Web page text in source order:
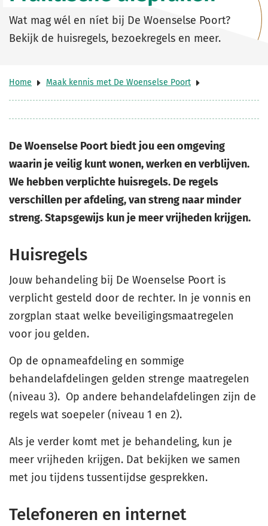
Wat mag wél en níet bij De Woenselse Poort?
Bekijk de huisregels, bezoekregels en meer.
Home Maak kennis met De Woenselse Poort
De Woenselse Poort biedt jou een omgeving
waarin je veilig kunt wonen, werken en verblijven.
We hebben verplichte huisregels. De regels
verschillen per afdeling, van streng naar minder
streng. Stapsgewijs kun je meer vrijheden krijgen.
Huisregels
Jouw behandeling bij De Woenselse Poort is
verplicht gesteld door de rechter. In je vonnis en
zorgplan staat welke beveiligingsmaatregelen
voor jou gelden.
Op de opnameafdeling en sommige
behandelafdelingen gelden strenge maatregelen
(niveau 3). Op andere behandelafdelingen zijn de
regels wat soepeler (niveau 1 en 2).
Als je verder komt met je behandeling, kun je
meer vrijheden krijgen. Dat bekijken we samen
met jou tijdens tussentijdse gesprekken.
Telefoneren en internet